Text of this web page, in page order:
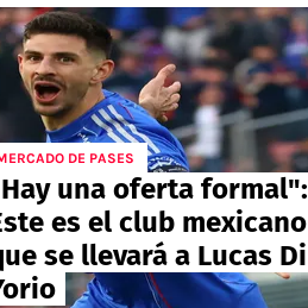
DE PASES
una oferta formal":
es el club mexicano
se llevará a Lucas Di